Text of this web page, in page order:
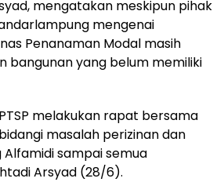
mengatakan meskipun pihak
mengenai
Penanaman Modal masih
bangunan yang belum memiliki
melakukan rapat bersama
masalah perizinan dan
sampai semua
Arsyad (28/6).